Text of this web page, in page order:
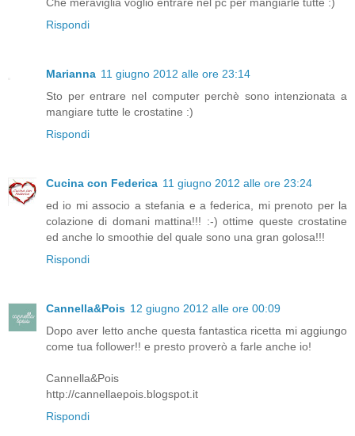
Rispondi
Marianna 11 giugno 2012 alle ore 23:14
Sto per entrare nel computer perchè sono intenzionata a
mangiare tutte le crostatine :)
Rispondi
Cucina con Federica 11 giugno 2012 alle ore 23:24
ed io mi associo a stefania e a federica, mi prenoto per la
colazione di domani mattina!!! :-) ottime queste crostatine
ed anche lo smoothie del quale sono una gran golosa!!!
Rispondi
Cannella&Pois 12 giugno 2012 alle ore 00:09
Dopo aver letto anche questa fantastica ricetta mi aggiungo
come tua follower!! e presto proverò a farle anche io!
Cannella&Pois
http://cannellaepois.blogspot.it
Rispondi